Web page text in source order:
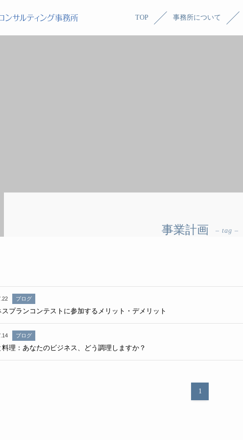
TOP 事務所について
事業計画 – tag –
ブログ
スプランコンテストに参加するメリット・デメリット
ブログ
料理：あなたのビジネス、どう調理しますか？
1